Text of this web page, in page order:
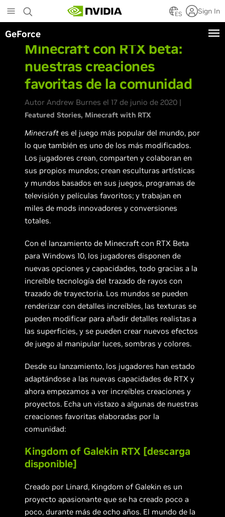
to
main
content
ES Sign In
GeForce
Minecraft con RTX beta:
nuestras creaciones
favoritas de la comunidad
Autor Andrew Burnes el 17 de junio de 2020 |
Featured Stories Minecraft with RTX
Minecraft es el juego más popular del mundo, por
lo que también es uno de los más modificados.
Los jugadores crean, comparten y colaboran en
sus propios mundos; crean esculturas artísticas
y mundos basados en sus juegos, programas de
televisión y películas favoritos; y trabajan en
miles de mods innovadores y conversiones
totales.
Con el lanzamiento de Minecraft con RTX Beta
para Windows 10, los jugadores disponen de
nuevas opciones y capacidades, todo gracias a la
increíble tecnología del trazado de rayos con
trazado de trayectoria. Los mundos se pueden
renderizar con detalles increíbles, las texturas se
pueden modificar para añadir detalles realistas a
las superficies, y se pueden crear nuevos efectos
de juego al manipular luces, sombras y colores.
Desde su lanzamiento, los jugadores han estado
adaptándose a las nuevas capacidades de RTX y
ahora empezamos a ver increíbles creaciones y
proyectos. Echa un vistazo a algunas de nuestras
creaciones favoritas elaboradas por la
comunidad:
Kingdom of Galekin RTX [descarga
disponible]
Creado por Linard, Kingdom of Galekin es un
proyecto apasionante que se ha creado poco a
poco, durante más de ocho años. El mundo de la